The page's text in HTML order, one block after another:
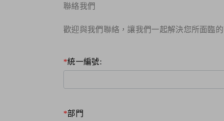
聯絡我們
歡迎與我們聯絡，讓我們一起解決您所面臨的
統一編號:
部門